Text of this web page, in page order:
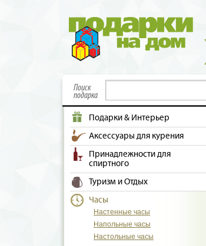
Поиск
подарка
Подарки & Интерьер
Аксессуары для курения
Принадлежности для
спиртного
Туризм и Отдых
Часы
Настенные часы
Напольные часы
Настольные часы